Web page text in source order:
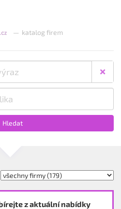
— katalog firem
Hledat
z aktuální nabídky